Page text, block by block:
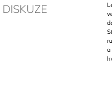
DISKUZE
a